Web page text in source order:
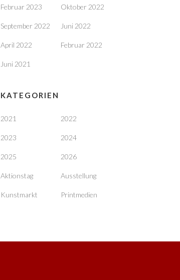
Februar 2023 Oktober 2022
September 2022 Juni 2022
April 2022 Februar 2022
Juni 2021
KATEGORIEN
2021 2022
2023 2024
2025 2026
Aktionstag Ausstellung
Kunstmarkt Printmedien